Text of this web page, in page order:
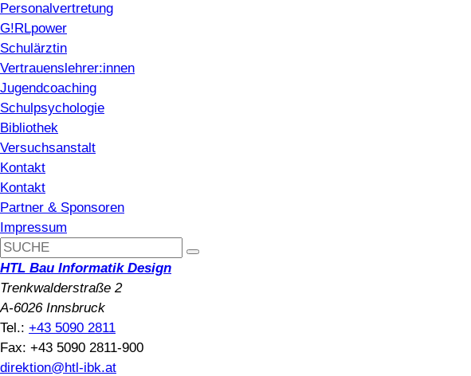
Personalvertretung
G!RLpower
Schulärztin
Vertrauenslehrer:innen
Jugendcoaching
Schulpsychologie
Bibliothek
Versuchsanstalt
Kontakt
Kontakt
Partner & Sponsoren
Impressum
HTL Bau Informatik Design
Trenkwalderstraße 2
A-6026 Innsbruck
Tel.: +43 5090 2811
Fax: +43 5090 2811-900
direktion@htl-ibk.at